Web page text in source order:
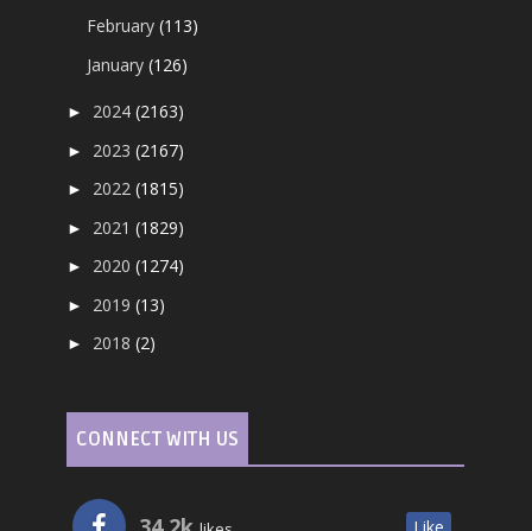
February(113)
January(126)
► 2024(2163)
► 2023(2167)
► 2022(1815)
► 2021(1829)
► 2020(1274)
► 2019(13)
► 2018(2)
CONNECT WITH US